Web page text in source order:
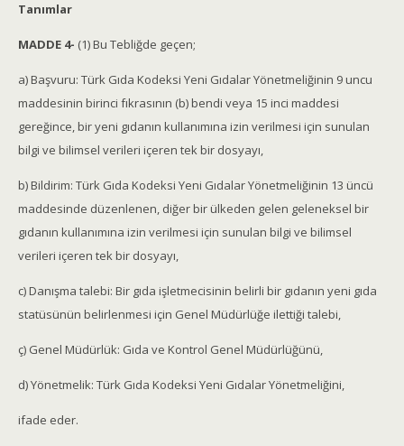
Tanımlar
MADDE 4- (1) Bu Tebliğde geçen;
a) Başvuru: Türk Gıda Kodeksi Yeni Gıdalar Yönetmeliğinin 9 uncu
maddesinin birinci fıkrasının (b) bendi veya 15 inci maddesi
gereğince, bir yeni gıdanın kullanımına izin verilmesi için sunulan
bilgi ve bilimsel verileri içeren tek bir dosyayı,
b) Bildirim: Türk Gıda Kodeksi Yeni Gıdalar Yönetmeliğinin 13 üncü
maddesinde düzenlenen, diğer bir ülkeden gelen geleneksel bir
gıdanın kullanımına izin verilmesi için sunulan bilgi ve bilimsel
verileri içeren tek bir dosyayı,
c) Danışma talebi: Bir gıda işletmecisinin belirli bir gıdanın yeni gıda
statüsünün belirlenmesi için Genel Müdürlüğe ilettiği talebi,
ç) Genel Müdürlük: Gıda ve Kontrol Genel Müdürlüğünü,
d) Yönetmelik: Türk Gıda Kodeksi Yeni Gıdalar Yönetmeliğini,
ifade eder.